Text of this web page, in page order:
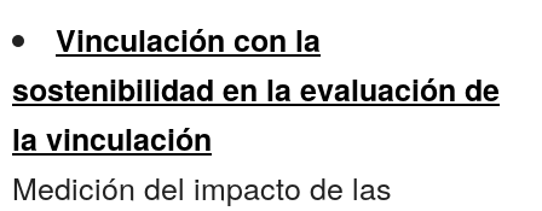
Vinculación con la
sostenibilidad en la evaluación de
la vinculación
Medición del impacto de las